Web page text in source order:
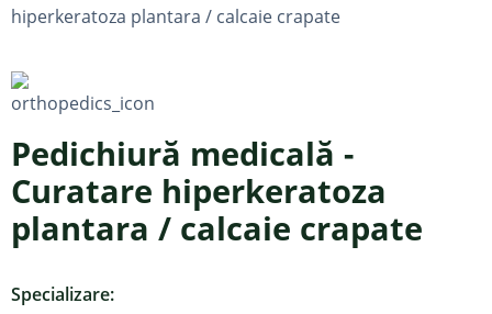
hiperkeratoza plantara / calcaie crapate
Pedichiură medicală -
Curatare hiperkeratoza
plantara / calcaie crapate
Specializare: